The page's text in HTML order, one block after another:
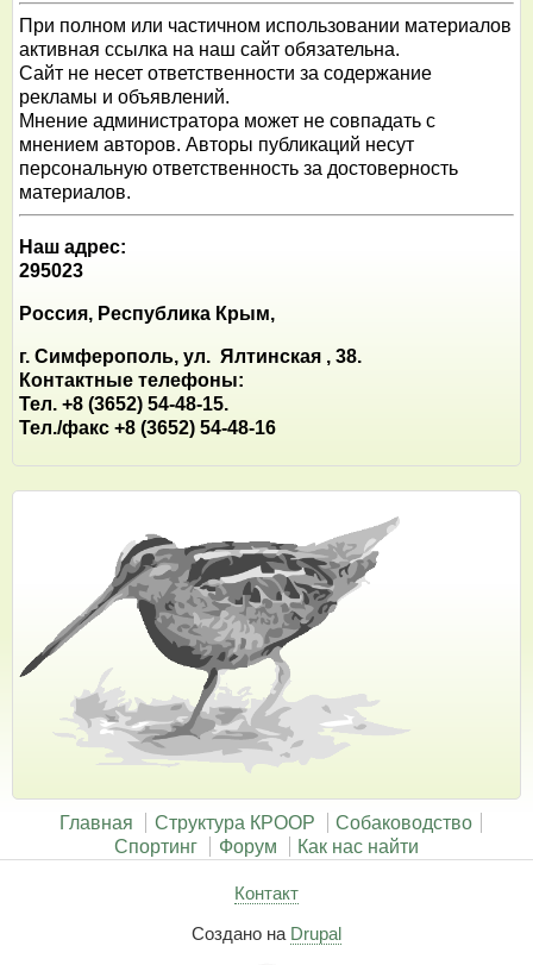
При полном или частичном использовании материалов
активная ссылка на наш сайт обязательна.
Сайт не несет ответственности за содержание
рекламы и объявлений.
Мнение администратора может не совпадать с
мнением авторов. Авторы публикаций несут
персональную ответственность за достоверность
материалов.
Наш адрес:
295023
Россия, Республика Крым,
г. Симферополь, ул. Ялтинская , 38.
Контактные телефоны:
Тел. +8 (3652) 54-48-15.
Тел./факс +8 (3652) 54-48-16
Главная Структура КРООР
Собаководство
Спортинг
Форум Как нас найти
Контакт
Создано на Drupal